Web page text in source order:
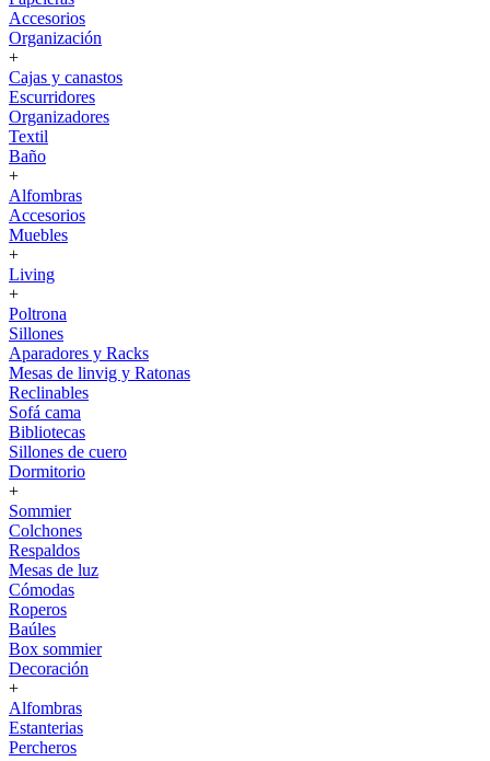
Accesorios
Organización
+
Cajas y canastos
Escurridores
Organizadores
Textil
Baño
+
Alfombras
Accesorios
Muebles
+
Living
+
Poltrona
Sillones
Aparadores y Racks
Mesas de linvig y Ratonas
Reclinables
Sofá cama
Bibliotecas
Sillones de cuero
Dormitorio
+
Sommier
Colchones
Respaldos
Mesas de luz
Cómodas
Roperos
Baúles
Box sommier
Decoración
+
Alfombras
Estanterias
Percheros